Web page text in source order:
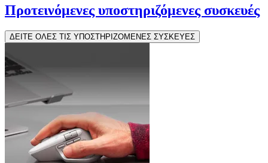
Προτεινόμενες υποστηριζόμενες συσκευές
ΔΕΙΤΕ ΟΛΕΣ ΤΙΣ ΥΠΟΣΤΗΡΙΖΟΜΕΝΕΣ ΣΥΣΚΕΥΕΣ